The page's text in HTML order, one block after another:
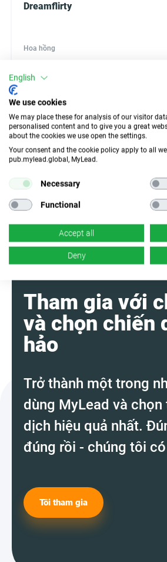
Dreamflirty
Hoa hồng
Loại
Thanh toán
Chuyển đổi
Tóm tắt chương
trình với AI
Tham gia với
và chọn chiến
hảo
Trở thành một trong
dùng MyLead và
dịch hiệu quả nhất.
đúng rồi - chúng tôi
Tôi tham gia
English
We use cookies
We may place these for analysis of our visitor
personalised content and to give you a great
about the cookies we use open the settings.
Your consent and the cookie policy apply to all
pub.mylead.global, MyLead.
Necessary
Functional
Accept all
Deny